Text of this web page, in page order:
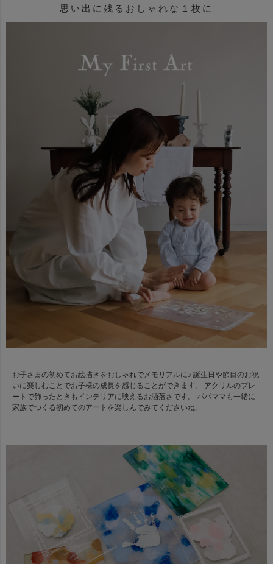
思い出に残るおしゃれな１枚に
お子さまの初めてお絵描きをおしゃれでメモリアルに♪ 誕生日や節目のお祝
いに楽しむことでお子様の成長を感じることができます。 アクリルのプレ
ートで飾ったときもインテリアに映えるお洒落さです。 パパママも一緒に
家族でつくる初めてのアートを楽しんでみてくださいね。